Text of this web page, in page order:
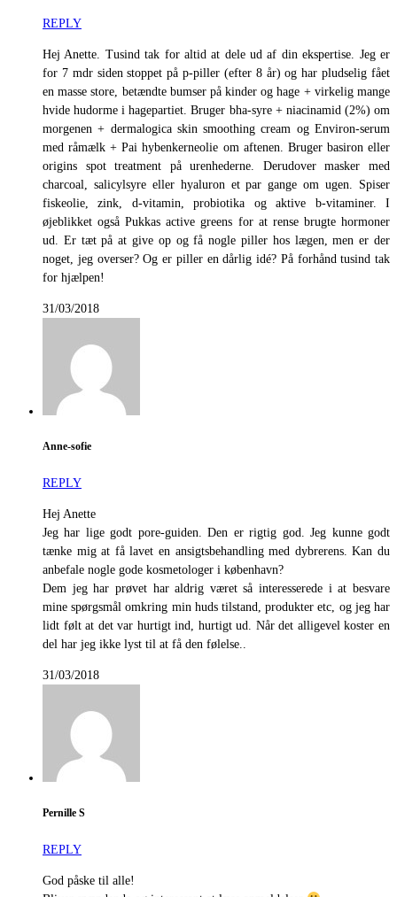
REPLY
Hej Anette. Tusind tak for altid at dele ud af din ekspertise. Jeg er
for 7 mdr siden stoppet på p-piller (efter 8 år) og har pludselig fået
en masse store, betændte bumser på kinder og hage + virkelig mange
hvide hudorme i hagepartiet. Bruger bha-syre + niacinamid (2%) om
morgenen + dermalogica skin smoothing cream og Environ-serum
med råmælk + Pai hybenkerneolie om aftenen. Bruger basiron eller
origins spot treatment på urenhederne. Derudover masker med
charcoal, salicylsyre eller hyaluron et par gange om ugen. Spiser
fiskeolie, zink, d-vitamin, probiotika og aktive b-vitaminer. I
øjeblikket også Pukkas active greens for at rense brugte hormoner
ud. Er tæt på at give op og få nogle piller hos lægen, men er der
noget, jeg overser? Og er piller en dårlig idé? På forhånd tusind tak
for hjælpen!
31/03/2018
Anne-sofie
REPLY
Hej Anette
Jeg har lige godt pore-guiden. Den er rigtig god. Jeg kunne godt
tænke mig at få lavet en ansigtsbehandling med dybrerens. Kan du
anbefale nogle gode kosmetologer i københavn?
Dem jeg har prøvet har aldrig været så interesserede i at besvare
mine spørgsmål omkring min huds tilstand, produkter etc, og jeg har
lidt følt at det var hurtigt ind, hurtigt ud. Når det alligevel koster en
del har jeg ikke lyst til at få den følelse..
31/03/2018
Pernille S
REPLY
God påske til alle!